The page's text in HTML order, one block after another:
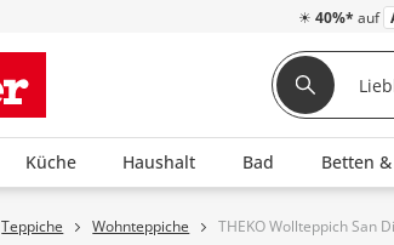
☀ 40%* auf
Küche Haushalt Bad Betten
Teppiche Wohnteppiche THEKO Wollteppich San